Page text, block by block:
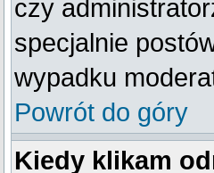
czy
specjalnie
wypadku
Powrót do góry
Kiedy klikam